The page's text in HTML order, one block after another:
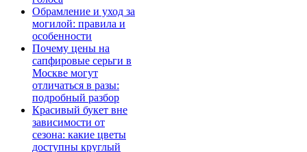
Обрамление и уход за
могилой: правила и
особенности
Почему цены на
сапфировые серьги в
Москве могут
отличаться в разы:
подробный разбор
Красивый букет вне
зависимости от
сезона: какие цветы
доступны круглый